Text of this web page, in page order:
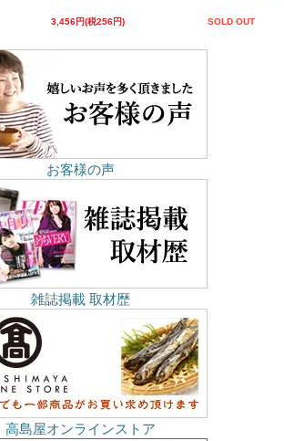
3,456円(税256円) SOLD OUT
お客様の声
雑誌掲載 取材歴
高島屋オンラインストア